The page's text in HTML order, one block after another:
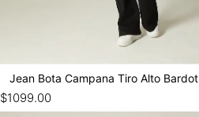
Jean Bota Campana Tiro Alto Bardot
$1099.00